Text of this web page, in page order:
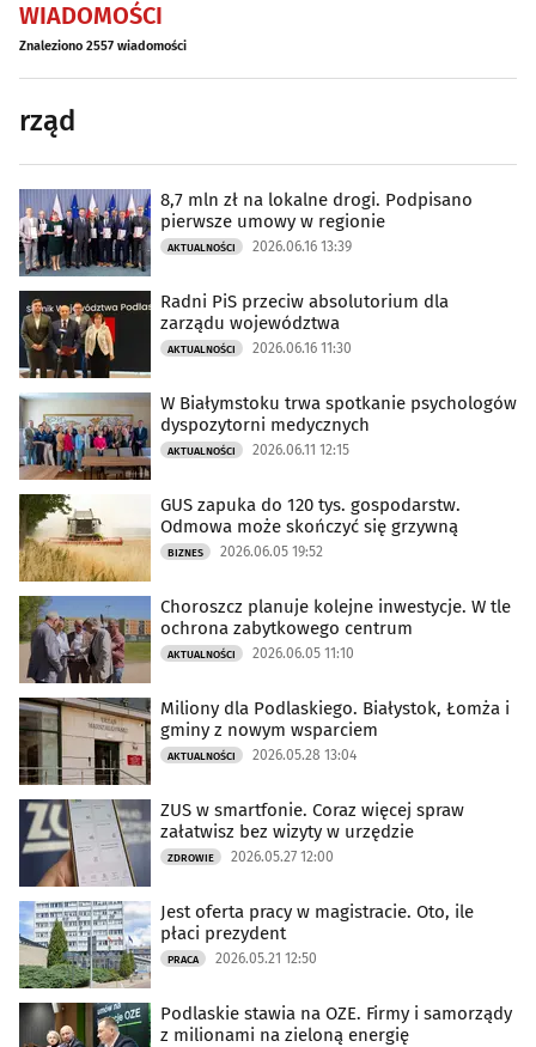
WIADOMOŚCI
Znaleziono 2557 wiadomości
rząd
8,7 mln zł na lokalne drogi. Podpisano
pierwsze umowy w regionie
AKTUALNOŚCI 2026.06.16 13:39
Radni PiS przeciw absolutorium dla
zarządu województwa
AKTUALNOŚCI 2026.06.16 11:30
W Białymstoku trwa spotkanie psychologów
dyspozytorni medycznych
AKTUALNOŚCI 2026.06.11 12:15
GUS zapuka do 120 tys. gospodarstw.
Odmowa może skończyć się grzywną
BIZNES 2026.06.05 19:52
Choroszcz planuje kolejne inwestycje. W tle
ochrona zabytkowego centrum
AKTUALNOŚCI 2026.06.05 11:10
Miliony dla Podlaskiego. Białystok, Łomża i
gminy z nowym wsparciem
AKTUALNOŚCI 2026.05.28 13:04
ZUS w smartfonie. Coraz więcej spraw
załatwisz bez wizyty w urzędzie
ZDROWIE 2026.05.27 12:00
Jest oferta pracy w magistracie. Oto, ile
płaci prezydent
PRACA 2026.05.21 12:50
Podlaskie stawia na OZE. Firmy i samorządy
z milionami na zieloną energię